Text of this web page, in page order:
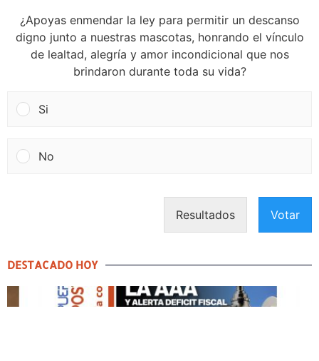
¿Apoyas enmendar la ley para permitir un descanso
digno junto a nuestras mascotas, honrando el vínculo
de lealtad, alegría y amor incondicional que nos
brindaron durante toda su vida?
Si
No
Resultados Votar
DESTACADO HOY